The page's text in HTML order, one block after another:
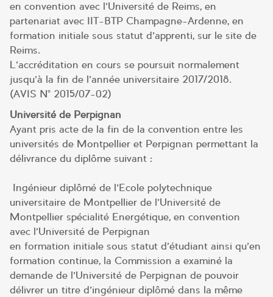
en convention avec l’Université de Reims, en
partenariat avec IIT-BTP Champagne-Ardenne, en
formation initiale sous statut d’apprenti, sur le site de
Reims.
L’accréditation en cours se poursuit normalement
jusqu’à la fin de l’année universitaire 2017/2018.
(AVIS N° 2015/07-02)
Université de Perpignan
Ayant pris acte de la fin de la convention entre les
universités de Montpellier et Perpignan permettant la
délivrance du diplôme suivant :
Ingénieur diplômé de l’Ecole polytechnique
universitaire de Montpellier de l’Université de
Montpellier spécialité Energétique, en convention
avec l’Université de Perpignan
en formation initiale sous statut d’étudiant ainsi qu’en
formation continue, la Commission a examiné la
demande de l’Université de Perpignan de pouvoir
délivrer un titre d’ingénieur diplômé dans la même